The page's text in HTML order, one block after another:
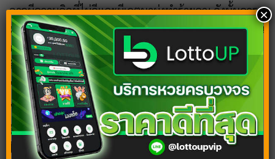
อาจมีความคิดที่ไม่ดีและมีเจตนามุ่งทำร้ายคุณ ดังนั้นควร
ระมัดระวังและไม่ควรไว้วางใจใครง่ายๆ ในด้านการทำงาน
ภาระหน้าที่หรือปัญหาต่างๆมีมากมายที่ต้องจัดการ
ปัญหานี้อาจทำให้คุณรู้สึกเหนื่อยล้า พยายามแก้ไขอย่าง
ช้าๆเพื่อไม่เกิดความผิดพลาดซ้ำซ้อน
เลขเด็ด : 5 – 65 – 595 – 558
ฝันเห็นไฟไหม้บ้านคนอื่น
ในช่วงนี้ท่านใดที่กำลังอยากจะมีบุตร ความปรารถนานั้น
×